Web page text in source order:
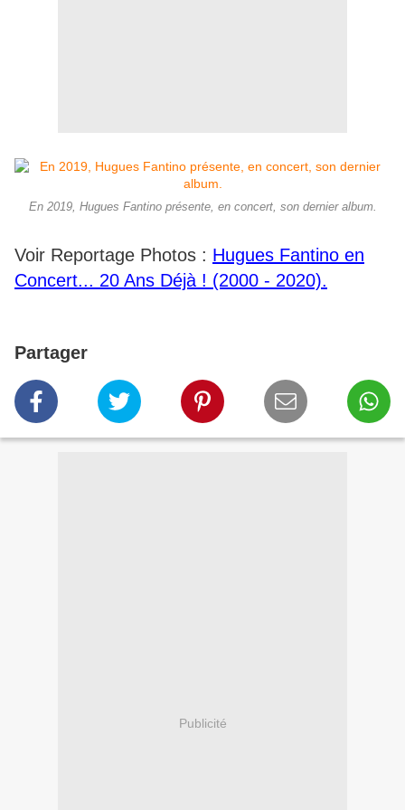
En 2019, Hugues Fantino présente, en concert, son dernier album.
Voir Reportage Photos : Hugues Fantino en
Concert... 20 Ans Déjà ! (2000 - 2020).
Partager
Publicité